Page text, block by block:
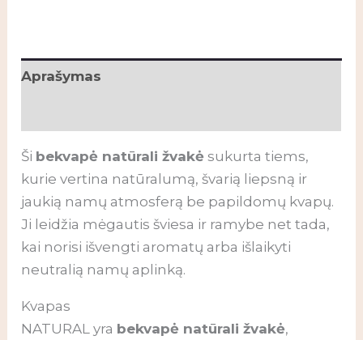
Aprašymas
Ši bekvapė natūrali žvakė sukurta tiems,
kurie vertina natūralumą, švarią liepsną ir
jaukią namų atmosferą be papildomų kvapų.
Ji leidžia mėgautis šviesa ir ramybe net tada,
kai norisi išvengti aromatų arba išlaikyti
neutralią namų aplinką.
Kvapas
NATURAL yra bekvapė natūrali žvakė,